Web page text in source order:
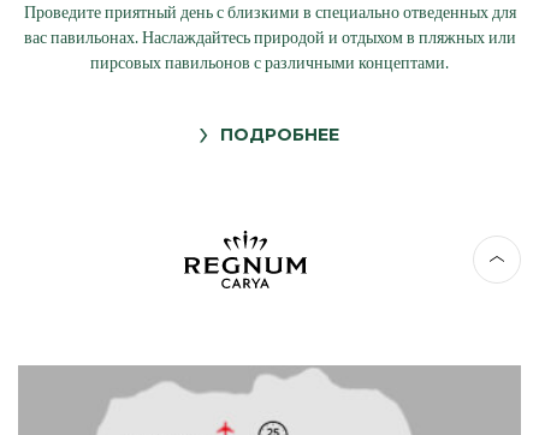
Проведите приятный день с близкими в специально отведенных для
вас павильонах. Наслаждайтесь природой и отдыхом в пляжных или
пирсовых павильонов с различными концептами.
ПОДРОБНЕЕ